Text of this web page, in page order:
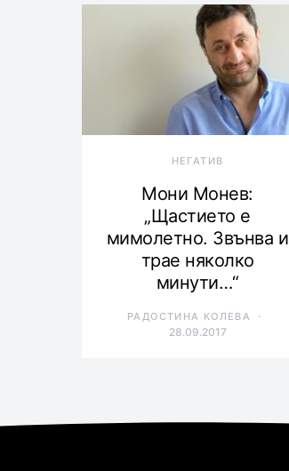
НЕГАТИВ
Мони Монев:
„Щастието е
мимолетно. Звънва и
трае няколко
минути…“
РАДОСТИНА КОЛЕВА
28.09.2017